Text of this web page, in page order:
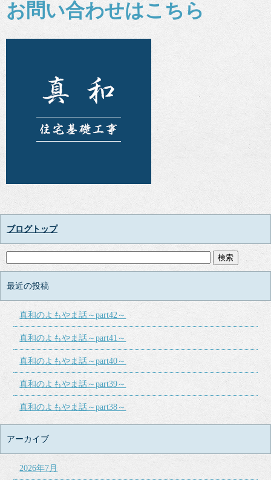
お問い合わせはこちら
ブログトップ
最近の投稿
真和のよもやま話～part42～
真和のよもやま話～part41～
真和のよもやま話～part40～
真和のよもやま話～part39～
真和のよもやま話～part38～
アーカイブ
2026年7月